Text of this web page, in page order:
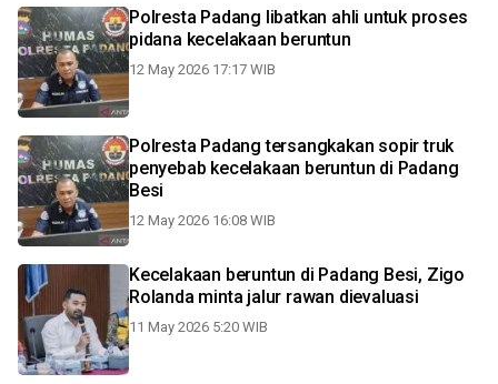
Polresta Padang libatkan ahli untuk proses
pidana kecelakaan beruntun
12 May 2026 17:17 WIB
Polresta Padang tersangkakan sopir truk
penyebab kecelakaan beruntun di Padang
Besi
12 May 2026 16:08 WIB
Kecelakaan beruntun di Padang Besi, Zigo
Rolanda minta jalur rawan dievaluasi
11 May 2026 5:20 WIB